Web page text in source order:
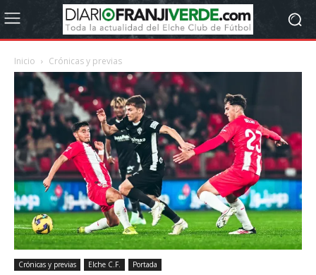
Inicio Crónicas y previas
Crónicas y previas Elche C.F. Portada